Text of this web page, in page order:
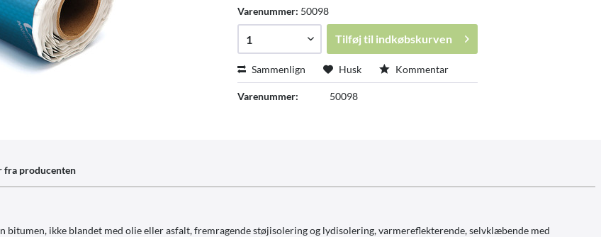
Varenummer: 50098
Tilføj til indkøbskurven
Sammenlign Husk Kommentar
Varenummer: 50098
fra producenten
ikke blandet med olie eller asfalt, fremragende støjisolering og lydisolering, varmereflekterende, selvklæbende med